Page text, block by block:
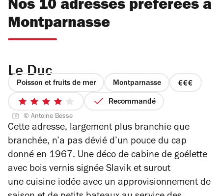
Nos 10 adresses préférées à
Montparnasse
Le Duc
Poisson et fruits de mer Montparnasse
prix
4
4
sur
5
étoiles
Recommandé
© Antoine Besse
Cette adresse, largement plus branchie que
branchée, n’a pas dévié d’un pouce du cap
donné en 1967. Une déco de cabine de goélette
avec bois vernis signée Slavik et surout
une cuisine iodée avec un approvisionnement de